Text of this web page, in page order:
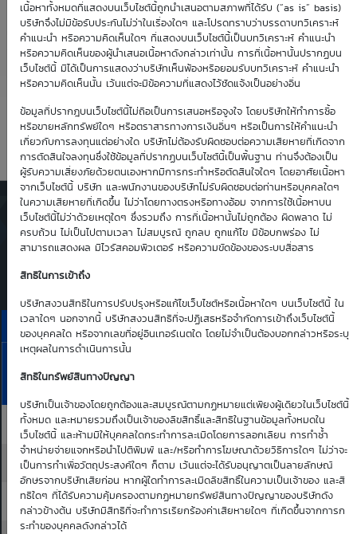
เนื้อหาทั้งหมดที่แสดงบนเว็บไซต์นี้ถูกนำเสนอตามสภาพที่ได้รับ (“as is” basis)
บริษัทจึงไม่มีข้อรับประกันไม่ว่าในเรื่องใดๆ และโปรดทราบว่าบรรดาบทวิเคราะห์
คำแนะนำ หรือความคิดเห็นใดๆ ที่แสดงบนเว็บไซต์นี้เป็นบทวิเคราะห์ คำแนะนำ
หรือความคิดเห็นของผู้นำเสนอเนื้อหาดังกล่าวเท่านั้น การที่เนื้อหานั้นปรากฏบน
เว็บไซต์นี้ มิได้เป็นการแสดงว่าบริษัทเห็นพ้องหรือยอมรับบทวิเคราะห์ คำแนะนำ
หรือความคิดเห็นนั้น เว้นแต่จะมีข้อความที่แสดงไว้ชัดแจ้งเป็นอย่างอื่น
ข้อมูลที่ปรากฎบนเว็บไซต์นี้ไม่ถือเป็นการเสนอหรือจูงใจ โดยบริษัทให้ทำการซื้อ
หรือขายหลักทรัพย์ใดๆ หรือตราสารทางการเงินอื่นๆ หรือเป็นการให้คำแนะนำ
เกี่ยวกับการลงทุนแต่อย่างใด บริษัทไม่ต้องรับผิดชอบต่อความเสียหายที่เกิดจาก
การตัดสินใจลงทุนซึ่งใช้ข้อมูลที่ปรากฏบนเว็บไซต์นี้เป็นพื้นฐาน ท่านจึงต้องเป็น
ผู้รับความเสี่ยงภัยด้วยตนเองหากมีการกระทำหรือตัดสินใจใดๆ โดยอาศัยเนื้อหา
จากเว็บไซต์นี้ บริษัท และพนักงานของบริษัทไม่รับผิดชอบต่อท่านหรือบุคคลใดๆ
ในความเสียหายที่เกิดขึ้น ไม่ว่าโดยทางตรงหรือทางอ้อม จากการใช้เนื้อหาบน
เว็บไซต์นี้ไม่ว่าด้วยเหตุใดๆ ซึ่งรวมถึง การที่เนื้อหานั้นไม่ถูกต้อง ผิดพลาด ไม่
ครบถ้วน ไม่เป็นไปตามเวลา ไม่สมบูรณ์ ถูกลบ ถูกแก้ไข มีข้อบกพร่อง ไม่
สามารถแสดงผล มีไวรัสคอมพิวเตอร์ หรือความขัดข้องของระบบสื่อสาร
สิทธิในการเข้าถึง
บริษัทสงวนสิทธิในการปรับปรุงหรือแก้ไขเว็บไซต์หรือเนื้อหาใดๆ บนเว็บไซต์นี้ ใน
เวลาใดๆ นอกจากนี้ บริษัทสงวนสิทธิที่จะปฏิเสธหรือจำกัดการเข้าถึงเว็บไซต์นี้
ของบุคคลใด หรือจากเลขที่อยู่อินเทอร์เนตใด โดยไม่จำเป็นต้องบอกกล่าวหรือระบุ
เหตุผลในการดำเนินการนั้น
สิทธิในทรัพย์สินทางปัญญา
บริษัทเป็นเจ้าของโดยถูกต้องและสมบูรณ์ตามกฏหมายแต่เพียงผู้เดียวในเว็บไซต์นี้
ทั้งหมด และหมายรวมถึงเป็นเจ้าของลิขสิทธิ์และสิทธิในฐานข้อมูลทั้งหมดใน
เว็บไซต์นี้ และห้ามมิให้บุคคลใดกระทำการละเมิดโดยการลอกเลียน การทำซ้ำ
จำหน่ายจ่ายแจกหรือนำไปตีพิมพ์ และ/หรือทำการโฆษณาด้วยวิธีการใดๆ ไม่ว่าจะ
เป็นการทำเพื่อวัตถุประสงค์ใดๆ ก็ตาม เว้นแต่จะได้รับอนุญาตเป็นลายลักษณ์
อักษรจากบริษัทเสียก่อน หากผู้ใดทำการละเมิดลิขสิทธิ์ในความเป็นเจ้าของ และสิ
ทธิใดๆ ที่ได้รับความคุ้มครองตามกฏหมายทรัพย์สินทางปัญญาของบริษัทดัง
กล่าวข้างต้น บริษัทมีสิทธิที่จะทำการเรียกร้องค่าเสียหายใดๆ ที่เกิดขึ้นจากการก
ระทำของบุคคลดังกล่าวได้
Effective Gearing
4.66
Sensitivity
0.93
Time Decay
-0.94 %
TTM (days)
83
ตารางเสนอซื้อคืนเบื้องต้นของ
DW01*
ราคาเสนอซื้อคืนเบื้องต้นของ TU01C2612A
Bid | Offer
7
Aug
26
12.30 12.40 0.18 0.18 0.17 0.17 0.17
12.40 12.50 0.19 0.18 0.18 0.18 0.18
12.50 12.60 0.19 0.19 0.19 0.19 0.18